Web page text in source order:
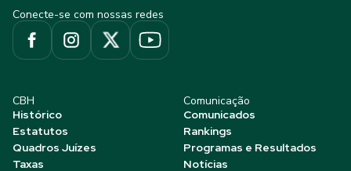
Conecte-se com nossas redes
CBH
Histórico
Estatutos
Quadros Juízes
Taxas
Comunicação
Comunicados
Rankings
Programas e Resultados
Notícias